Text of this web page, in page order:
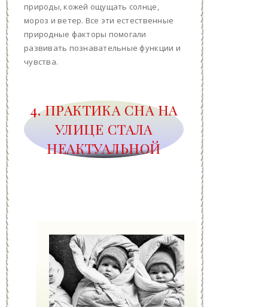
природы, кожей ощущать солнце,
мороз и ветер. Все эти естественные
природные факторы помогали
развивать познавательные функции и
чувства.
4. ПРАКТИКА СНА НА
УЛИЦЕ СТАЛА
НЕАКТУАЛЬНОЙ